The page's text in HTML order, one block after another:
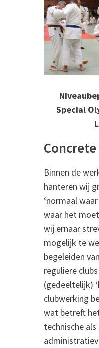
Special
Binnen de
hanteren wij
‘normaal
waar het
wij ernaar
mogelijk te
begeleiden
reguliere
(gedeeltelijk)
clubwerking
wat betreft
technische